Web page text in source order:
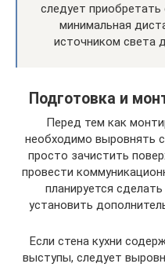
следует приобретать
минимальная
источником света
Подготовка и
Перед тем как
необходимо выровнять
просто зачистить
провести
планируется
установить
Если стена кухни
выступы, следует